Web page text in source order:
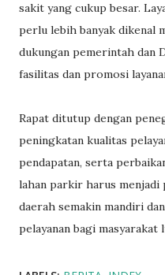
sakit yang cukup besar.
perlu lebih banyak dikenal
dukungan pemerintah dan
fasilitas dan promosi
Rapat ditutup dengan
peningkatan kualitas
pendapatan, serta
lahan parkir harus
daerah semakin mandiri
pelayanan bagi masyarakat